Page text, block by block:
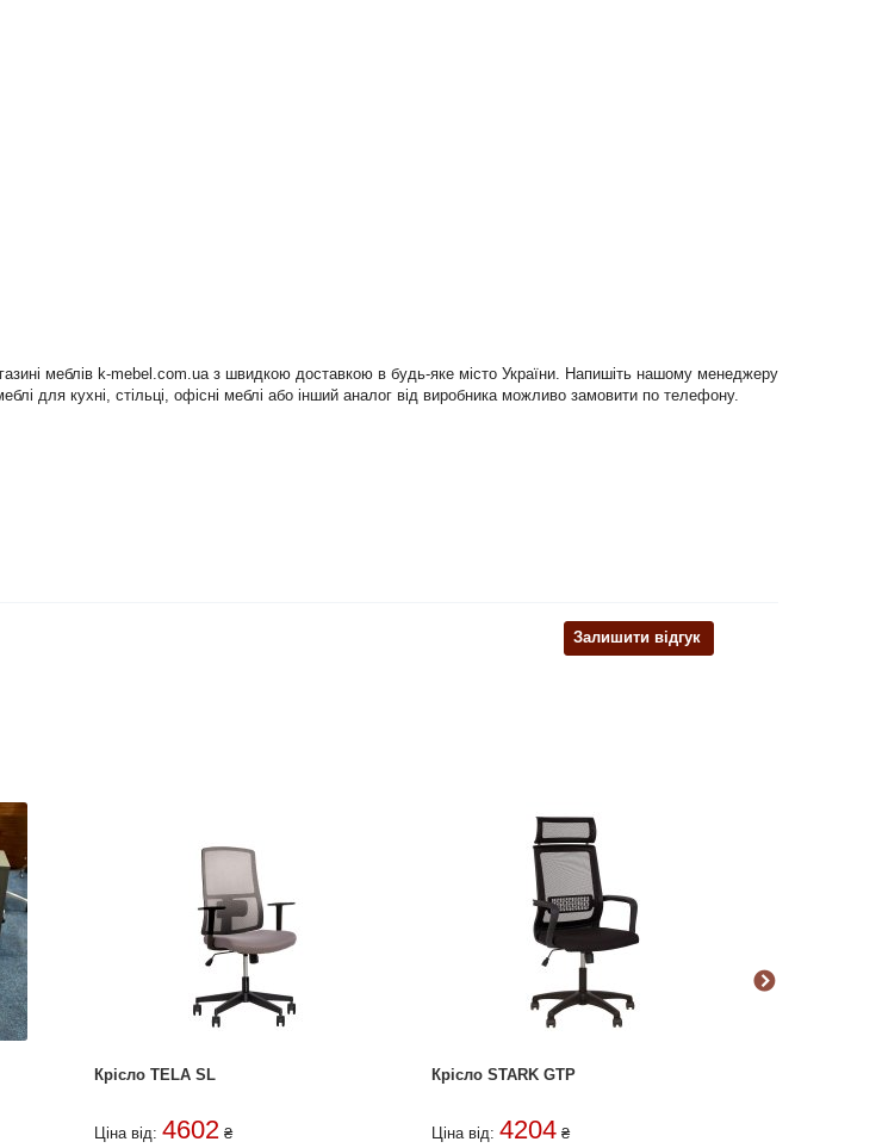
меблів k-mebel.com.ua з швидкою доставкою в будь-яке місто України. Напишіть нашому менеджеру
для кухні, стільці, офісні меблі або інший аналог від виробника можливо замовити по телефону.
Залишити відгук
Крісло TELA SL
Ціна від: 4602 ₴
Крісло STARK GTP
Ціна від: 4204 ₴